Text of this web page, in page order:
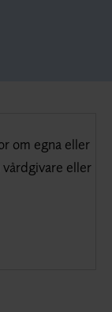
om egna eller
eller